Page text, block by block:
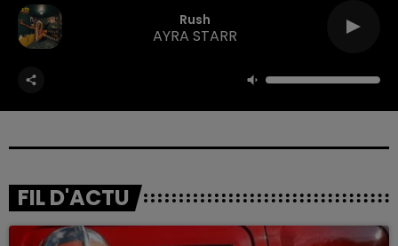
Rush
AYRA STARR
FIL D'ACTU